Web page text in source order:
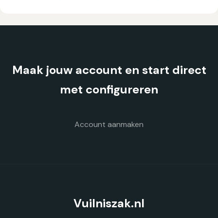
Deze
worden
Maak jouw account en start direct
met configureren
Account aanmaken
Vuilniszak.nl